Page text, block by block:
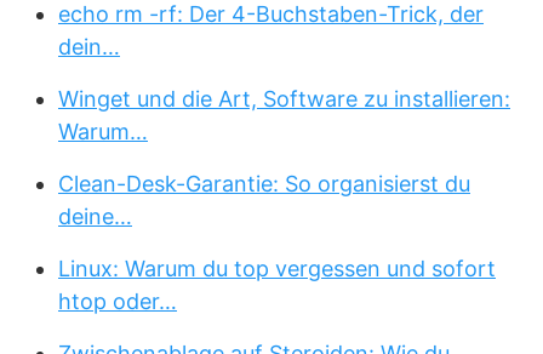
echo rm -rf: Der 4-Buchstaben-Trick, der
dein…
Winget und die Art, Software zu installieren:
Warum…
Clean-Desk-Garantie: So organisierst du
deine…
Linux: Warum du top vergessen und sofort
htop oder…